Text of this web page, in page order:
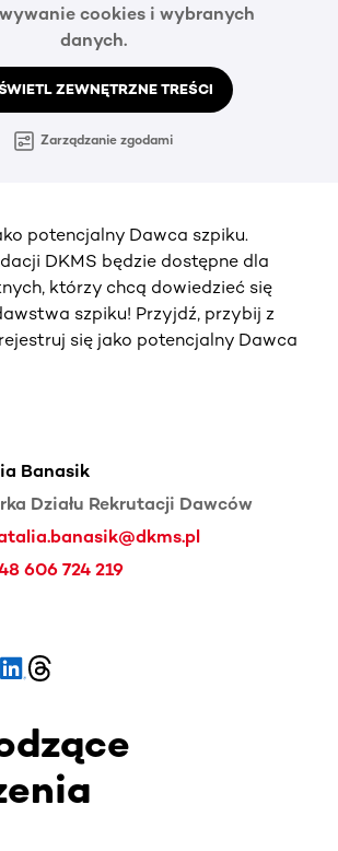
cookies i wybranych
danych.
ZEWNĘTRZNE TREŚCI
Zarządzanie zgodami
potencjalny Dawca szpiku.
DKMS będzie dostępne dla
którzy chcą dowiedzieć się
szpiku! Przyjdź, przybij z
się jako potencjalny Dawca
Banasik
Działu Rekrutacji Dawców
606 724 219